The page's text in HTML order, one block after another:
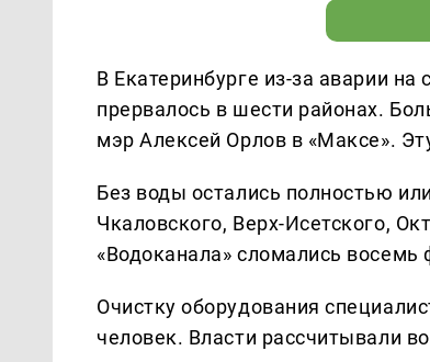
В Екатеринбурге из-за аварии
прервалось в шести районах.
мэр Алексей Орлов в «Максе».
Без воды остались полностью
Чкаловского, Верх-Исетского,
«Водоканала» сломались восемь
Очистку оборудования
человек. Власти рассчитывали